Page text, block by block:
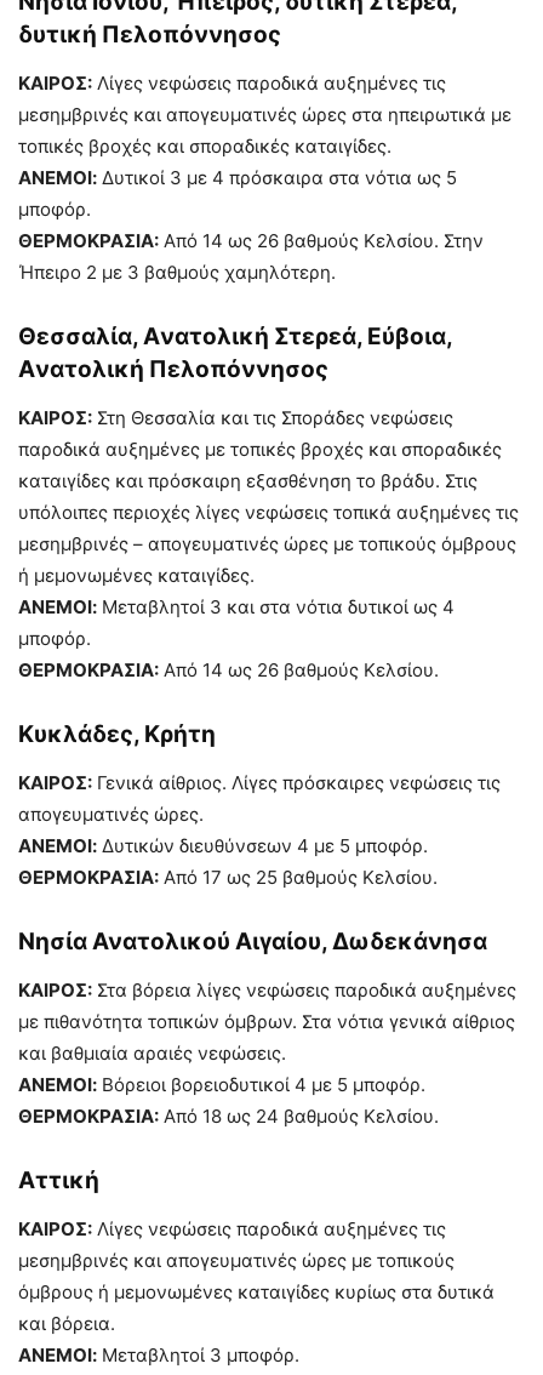
δυτική Πελοπόννησος
ΚΑΙΡΟΣ: Λίγες νεφώσεις παροδικά αυξημένες τις
μεσημβρινές και απογευματινές ώρες στα ηπειρωτικά με
τοπικές βροχές και σποραδικές καταιγίδες.
ΑΝΕΜΟΙ: Δυτικοί 3 με 4 πρόσκαιρα στα νότια ως 5
μποφόρ.
ΘΕΡΜΟΚΡΑΣΙΑ: Από 14 ως 26 βαθμούς Κελσίου. Στην
Ήπειρο 2 με 3 βαθμούς χαμηλότερη.
Θεσσαλία, Aνατολική Στερεά, Εύβοια,
Aνατολική Πελοπόννησος
ΚΑΙΡΟΣ: Στη Θεσσαλία και τις Σποράδες νεφώσεις
παροδικά αυξημένες με τοπικές βροχές και σποραδικές
καταιγίδες και πρόσκαιρη εξασθένηση το βράδυ. Στις
υπόλοιπες περιοχές λίγες νεφώσεις τοπικά αυξημένες τις
μεσημβρινές – απογευματινές ώρες με τοπικούς όμβρους
ή μεμονωμένες καταιγίδες.
ΑΝΕΜΟΙ: Μεταβλητοί 3 και στα νότια δυτικοί ως 4
μποφόρ.
ΘΕΡΜΟΚΡΑΣΙΑ: Από 14 ως 26 βαθμούς Κελσίου.
Κυκλάδες, Κρήτη
ΚΑΙΡΟΣ: Γενικά αίθριος. Λίγες πρόσκαιρες νεφώσεις τις
απογευματινές ώρες.
ΑΝΕΜΟΙ: Δυτικών διευθύνσεων 4 με 5 μποφόρ.
ΘΕΡΜΟΚΡΑΣΙΑ: Από 17 ως 25 βαθμούς Κελσίου.
Νησία Ανατoλικού Αιγαίου, Δωδεκάνησα
ΚΑΙΡΟΣ: Στα βόρεια λίγες νεφώσεις παροδικά αυξημένες
με πιθανότητα τοπικών όμβρων. Στα νότια γενικά αίθριος
και βαθμιαία αραιές νεφώσεις.
ΑΝΕΜΟΙ: Βόρειοι βορειοδυτικοί 4 με 5 μποφόρ.
ΘΕΡΜΟΚΡΑΣΙΑ: Από 18 ως 24 βαθμούς Κελσίου.
Αττική
ΚΑΙΡΟΣ: Λίγες νεφώσεις παροδικά αυξημένες τις
μεσημβρινές και απογευματινές ώρες με τοπικούς
όμβρους ή μεμονωμένες καταιγίδες κυρίως στα δυτικά
και βόρεια.
ΑΝΕΜΟΙ: Μεταβλητοί 3 μποφόρ.